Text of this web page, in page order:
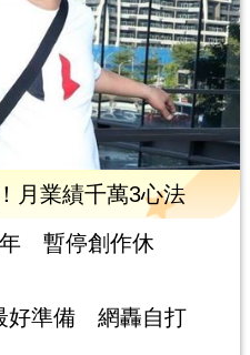
月業績千萬3心法
年 暫停創作休
好準備 網轟自打